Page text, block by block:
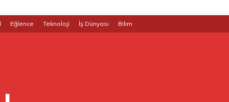
Eğlence Teknoloji İş Dünyası Bilim